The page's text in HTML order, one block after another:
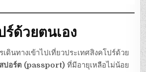
ร์ด้วยตนเอง
ดินทางเข้าไปเที่ยวประเทศสิงคโปร์ด้วย
ปอร์ต (passport) ที่มีอายุเหลือไม่น้อย